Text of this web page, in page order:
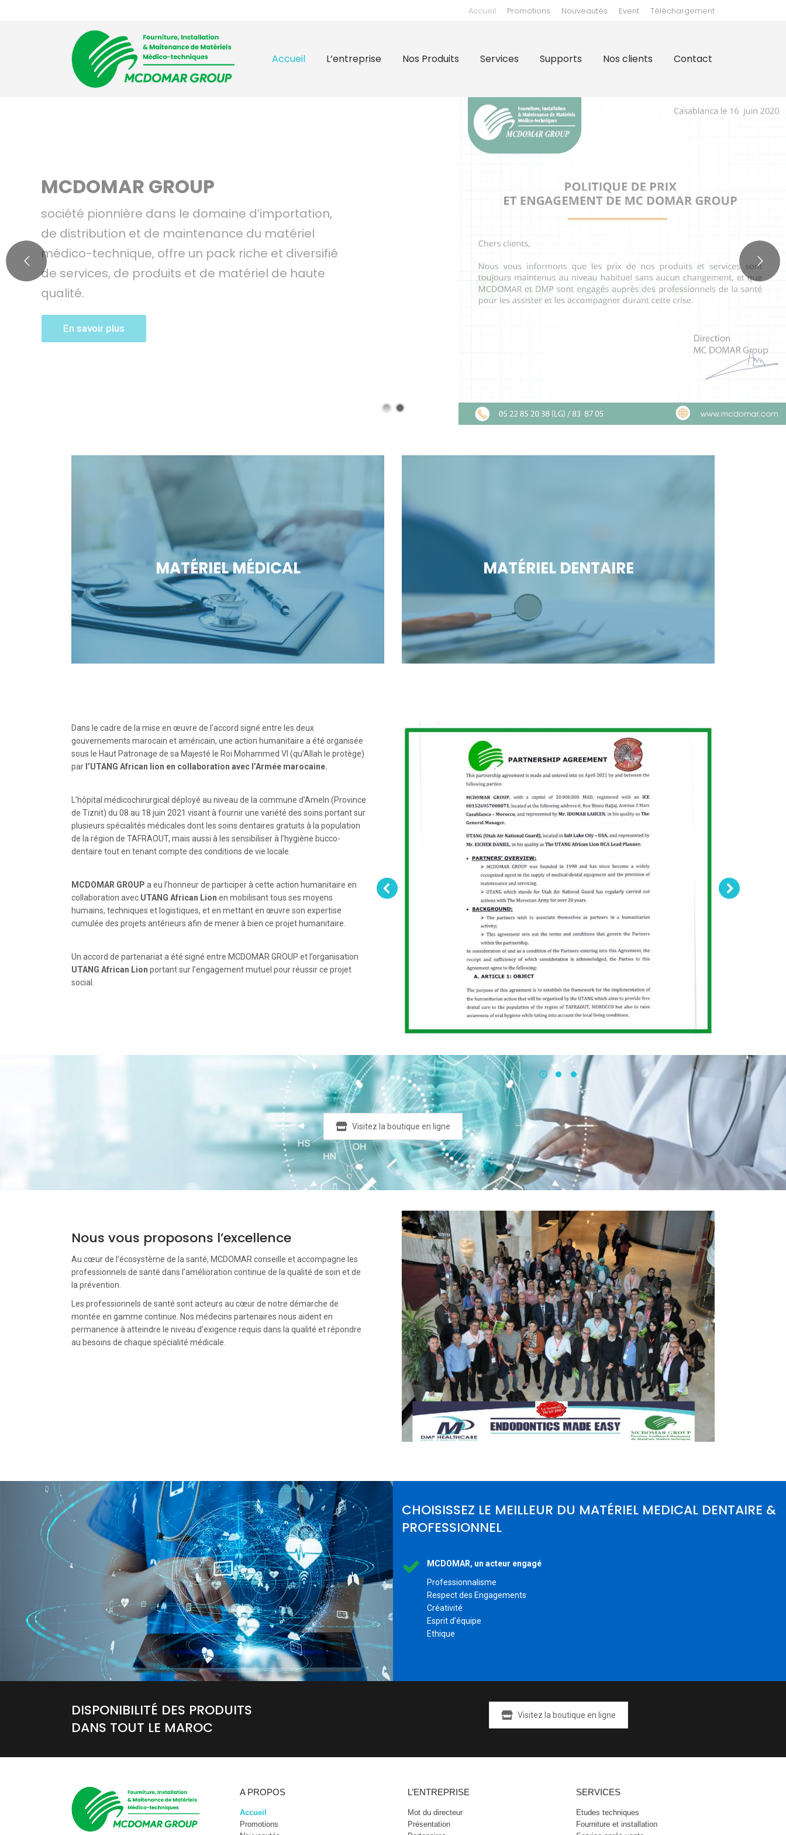
Accueil Promotions Nouveautés Event Téléchargement
Accueil L’entreprise Nos Produits Services Supports Nos clients Contact
société pionnière dans le domaine d’importation,
de distribution et de maintenance du matériel
médico-technique, offre un pack riche et diversifié
de services, de produits et de matériel de haute
qualité.
MCDOMAR GROUP
En savoir plus
MATÉRIEL MÉDICAL MATÉRIEL DENTAIRE
Dans le cadre de la mise en œuvre de l’accord signé entre les deux
gouvernements marocain et américain, une action humanitaire a été organisée
sous le Haut Patronage de sa Majesté le Roi Mohammed VI (qu’Allah le protège)
par l’UTANG African lion en collaboration avec l’Armée marocaine.
L’hôpital médicochirurgical déployé au niveau de la commune d’Ameln (Province
de Tiznit) du 08 au 18 juin 2021 visant à fournir une variété des soins portant sur
plusieurs spécialités médicales dont les soins dentaires gratuits à la population
de la région de TAFRAOUT, mais aussi à les sensibiliser à l’hygiène bucco-
dentaire tout en tenant compte des conditions de vie locale.
MCDOMAR GROUP a eu l’honneur de participer à cette action humanitaire en
collaboration avec UTANG African Lion en mobilisant tous ses moyens
humains, techniques et logistiques, et en mettant en œuvre son expertise
cumulée des projets antérieurs afin de mener à bien ce projet humanitaire.
Un accord de partenariat a été signé entre MCDOMAR GROUP et l’organisation
UTANG African Lion portant sur l’engagement mutuel pour réussir ce projet
social.
Visitez la boutique en ligne
Nous vous proposons l’excellence
Au cœur de l’écosystème de la santé, MCDOMAR conseille et accompagne les
professionnels de santé dans l’amélioration continue de la qualité de soin et de
la prévention.
Les professionnels de santé sont acteurs au cœur de notre démarche de
montée en gamme continue. Nos médecins partenaires nous aident en
permanence à atteindre le niveau d’exigence requis dans la qualité et répondre
au besoins de chaque spécialité médicale.
CHOISISSEZ LE MEILLEUR DU MATÉRIEL MEDICAL DENTAIRE &
PROFESSIONNEL
MCDOMAR, un acteur engagé
Professionnalisme
Respect des Engagements
Créativité
Esprit d’équipe
Ethique
DISPONIBILITÉ DES PRODUITS
DANS TOUT LE MAROC
Visitez la boutique en ligne
A PROPOS
Accueil
Promotions
L’ENTREPRISE
Mot du directeur
Présentation
SERVICES
Etudes techniques
Fourniture et installation